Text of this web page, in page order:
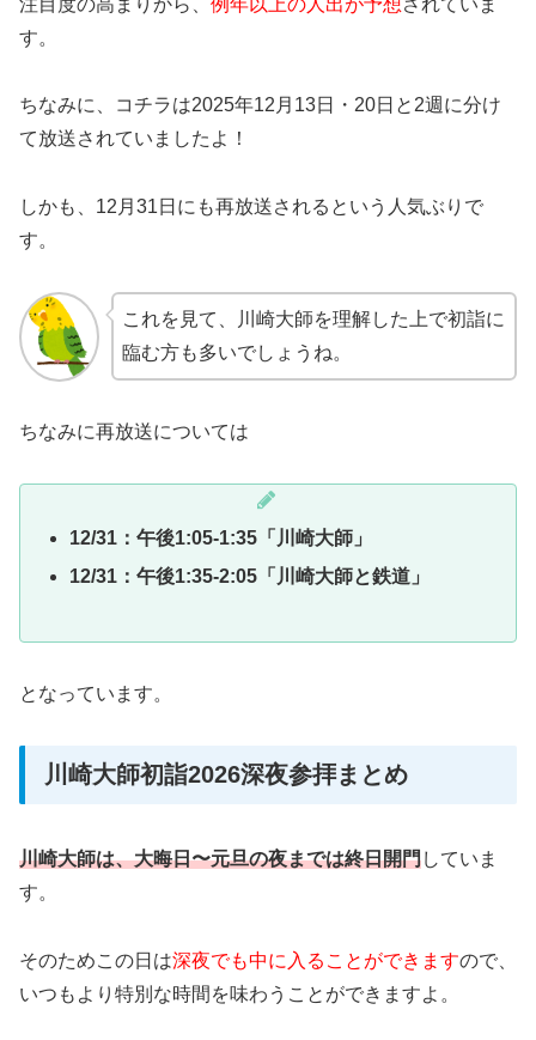
す。
ちなみに、コチラは2025年12月13日・20日と2週に分け
て放送されていましたよ！
しかも、12月31日にも再放送されるという人気ぶりで
す。
これを見て、川崎大師を理解した上で初詣に
臨む方も多いでしょうね。
ちなみに再放送については
12/31：午後1:05-1:35「川崎大師」
12/31：午後1:35-2:05「川崎大師と鉄道」
となっています。
川崎大師初詣2026深夜参拝まとめ
川崎大師は、大晦日〜元旦の夜までは終日開門していま
す。
そのためこの日は深夜でも中に入ることができますので、
いつもより特別な時間を味わうことができますよ。